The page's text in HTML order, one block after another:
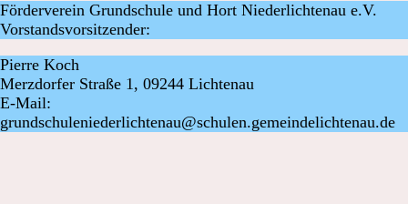
Förderverein Grundschule und Hort Niederlichtenau e.V.
Vorstandsvorsitzender:
Pierre Koch
Merzdorfer Straße 1, 09244 Lichtenau
E-Mail:
grundschuleniederlichtenau@schulen.gemeindelichtenau.de